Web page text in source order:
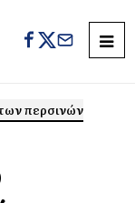
περσινών